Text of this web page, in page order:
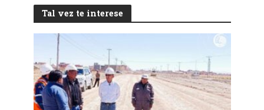
Tal vez te interese